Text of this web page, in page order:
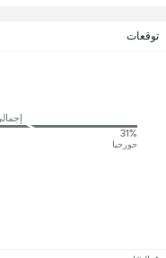
توقعات
31%
جورجيا